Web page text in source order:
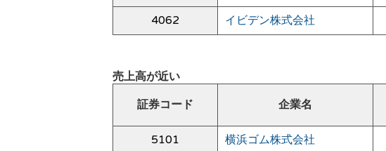
4062
イビデン株式会社
売上高が近い
証券コード
企業名
5101 横浜ゴム株式会社